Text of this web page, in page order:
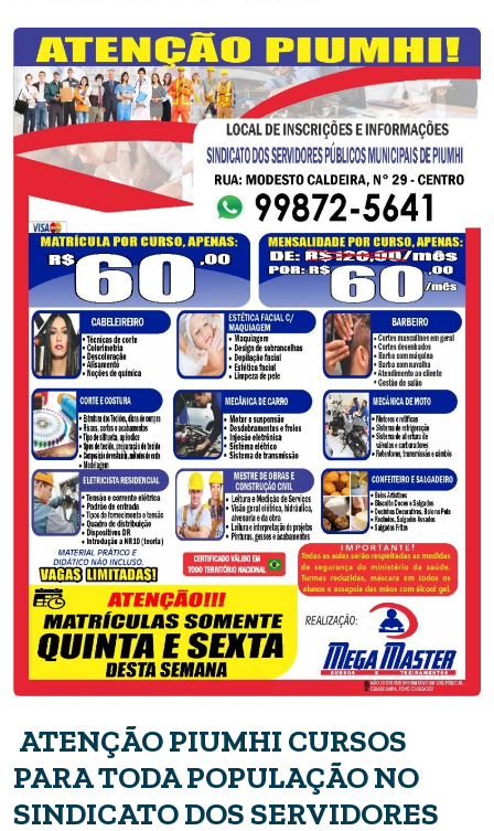
ATENÇÃO PIUMHI CURSOS
PARA TODA POPULAÇÃO NO
SINDICATO DOS SERVIDORES